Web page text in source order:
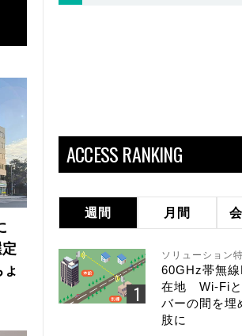
ACCESS RANKING
週間 月間
ソリューション
60GHz帯無
在地 Wi-Fiと
バーの間を埋
肢に